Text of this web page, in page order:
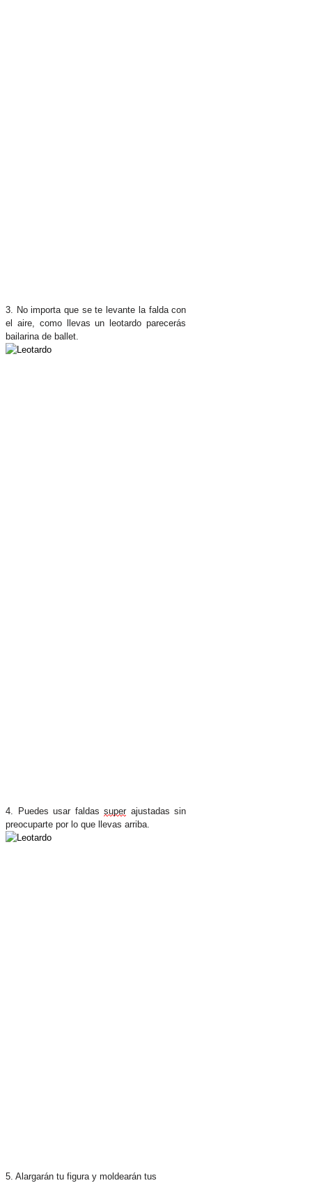
3. No importa que se te levante la falda con
el aire, como llevas un leotardo parecerás
bailarina de ballet.
4. Puedes usar faldassuper ajustadas sin
preocuparte por lo que llevas arriba.
5. Alargarán tu figura y moldearán tus